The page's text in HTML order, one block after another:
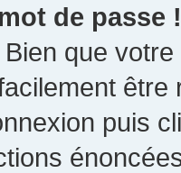
de passe !
que
puis